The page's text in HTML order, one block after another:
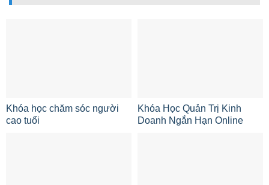
Khóa học chăm sóc người
cao tuổi
Khóa Học Quản Trị Kinh
Doanh Ngắn Hạn Online